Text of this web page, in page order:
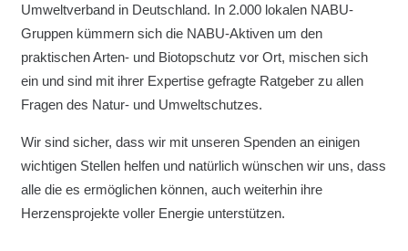
Umweltverband in Deutschland. In 2.000 lokalen NABU-
Gruppen kümmern sich die NABU-Aktiven um den
praktischen Arten- und Biotopschutz vor Ort, mischen sich
ein und sind mit ihrer Expertise gefragte Ratgeber zu allen
Fragen des Natur- und Umweltschutzes.
Wir sind sicher, dass wir mit unseren Spenden an einigen
wichtigen Stellen helfen und natürlich wünschen wir uns, dass
alle die es ermöglichen können, auch weiterhin ihre
Herzensprojekte voller Energie unterstützen.